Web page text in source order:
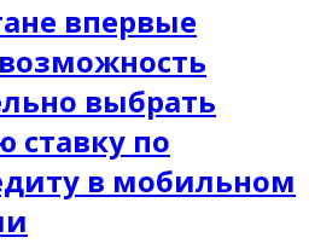
впервые
выбрать
ставку по
в мобильном